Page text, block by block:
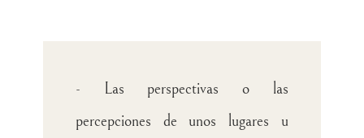
- Las perspectivas o las
percepciones de unos lugares u